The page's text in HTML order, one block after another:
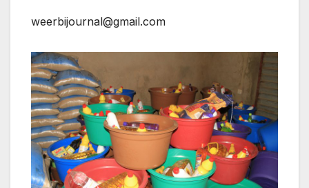
weerbijournal@gmail.com